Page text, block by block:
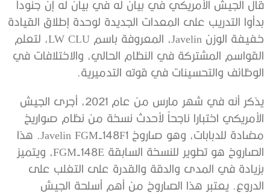
قال الجيش الأمريكي في بيان له في بيان له إن جنوداً
بدأوا التدريب على المعدات الجديدة لوحدة إطلاق القيادة
خفيفة الوزن Javelin، المعروفة باسم LW CLU، لتعلم
القواسم المشتركة في النظام الحالي، والاختلافات في
الوظائف والتحسينات في قوته التدميرية.
يذكر أنه في شهر مارس من عام 2021، أجرى الجيش
الأمريكي اختبارا ناجحاً لأحدث نسخة من نظام صواريخ
مضادة للدبابات، وهو صاروخ Javelin FGM-148F1. هذا
الصاروخ هو تطوير للنسخة السابقة FGM-148E، ويتميز
بزيادة في المدى والدقة والقدرة على التغلب على
الدروع. يعتبر هذا الصاروخ من أهم أسلحة الجيش